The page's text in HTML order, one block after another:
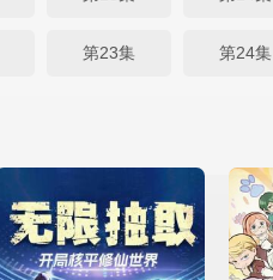
第23集 第24集